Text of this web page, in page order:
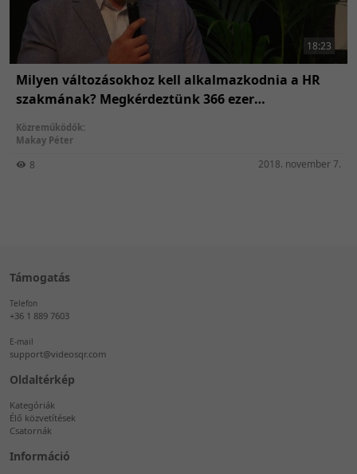
18:23
Milyen változásokhoz kell alkalmazkodnia a HR
szakmának? Megkérdeztünk 366 ezer
Közreműködők:
Makay Péter
8 2018. november 7.
Támogatás
Telefon
+36 1 889 7603
E-mail
support@videosqr.com
Oldaltérkép
Kategóriák
Élő közvetítések
Csatornák
Információ